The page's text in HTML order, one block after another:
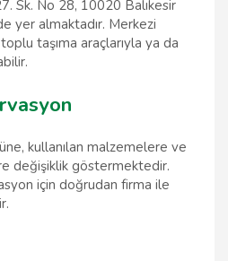
Sk. No 28, 10020 Balıkesir
yer almaktadır. Merkezi
taşıma araçlarıyla ya da
kullanılan malzemelere ve
değişiklik göstermektedir.
için doğrudan firma ile